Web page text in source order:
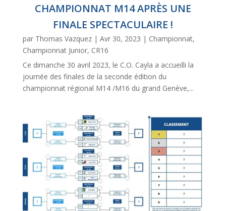
CHAMPIONNAT M14 APRÈS UNE
FINALE SPECTACULAIRE !
par Thomas Vazquez| Avr 30, 2023 | Championnat,
Championnat Junior, CR16
Ce dimanche 30 avril 2023, le C.O. Cayla a accueilli la
journée des finales de la seconde édition du
championnat régional M14 /M16 du grand Genève,...